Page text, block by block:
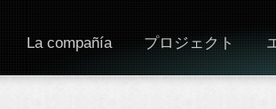
La compañía プロジェクト